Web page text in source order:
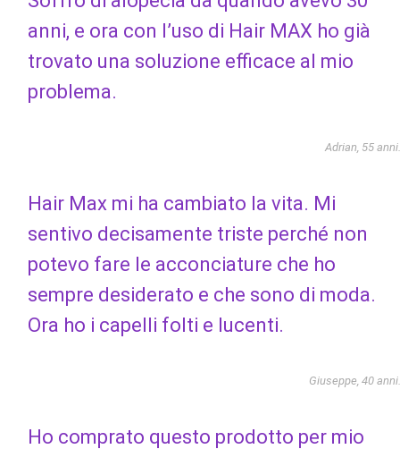
anni, e ora con l’uso di Hair MAX ho già
trovato una soluzione efficace al mio
problema.
Adrian, 55 anni.
Hair Max mi ha cambiato la vita. Mi
sentivo decisamente triste perché non
potevo fare le acconciature che ho
sempre desiderato e che sono di moda.
Ora ho i capelli folti e lucenti.
Giuseppe, 40 anni.
Ho comprato questo prodotto per mio